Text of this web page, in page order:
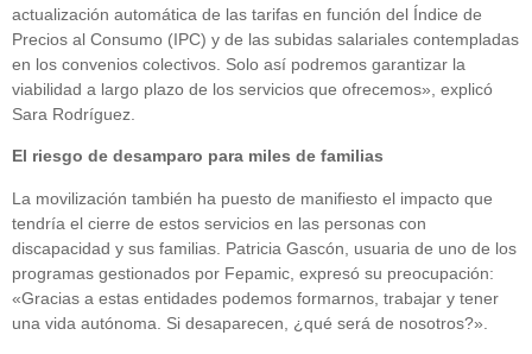
actualización automática de las tarifas en función del Índice de
Precios al Consumo (IPC) y de las subidas salariales contempladas
en los convenios colectivos. Solo así podremos garantizar la
viabilidad a largo plazo de los servicios que ofrecemos», explicó
Sara Rodríguez.
El riesgo de desamparo para miles de familias
La movilización también ha puesto de manifiesto el impacto que
tendría el cierre de estos servicios en las personas con
discapacidad y sus familias. Patricia Gascón, usuaria de uno de los
programas gestionados por Fepamic, expresó su preocupación:
«Gracias a estas entidades podemos formarnos, trabajar y tener
una vida autónoma. Si desaparecen, ¿qué será de nosotros?».